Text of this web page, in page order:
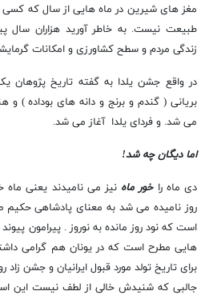
مغز های شیرین در ماه هایی از سال که کسی
طبیعت نیست. به خاطر آورید هزاران سال
زندگی مردم و سطح کشاورزی و امکانات
در واقع جشن یلدا به گفته تاریخ پژوهان
بریانی ( گندم و برنج و دانه های بوداده ) و
می شد. و فردای یلدا آغاز می شد.
اما دیگان چه شد!
دی ماه راخور ماه نیز می نامیدند یعنی
روز نامیده می شد به معنای پادشاهی حکیم
است که نود روز مانده به نوروز . پیرامون پیوند
هایی مطرح است که در یونان هم گرامی
برای تاریخ تولد مورد قبول ایرانیان و جشن
جالبی که شنیدش خالی از لطف نیست این